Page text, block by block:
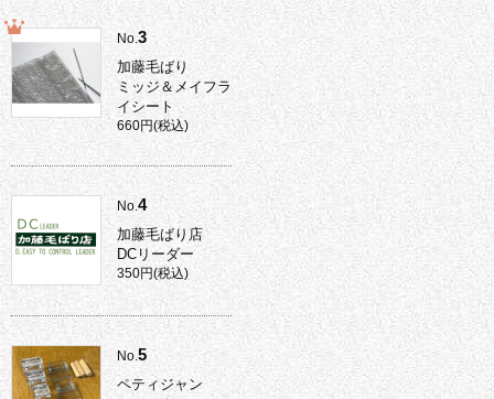
No.3
加藤毛ばり
ミッジ＆メイフラ
イシート
660円(税込)
No.4
加藤毛ばり店
DCリーダー
350円(税込)
No.5
ペティジャン